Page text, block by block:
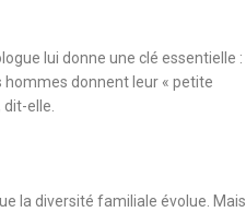
lui donne une clé essentielle :
hommes donnent leur « petite
dit-elle.
la diversité familiale évolue. Mais